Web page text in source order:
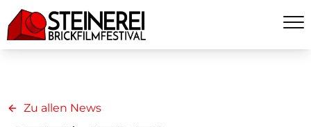
Zu allen News